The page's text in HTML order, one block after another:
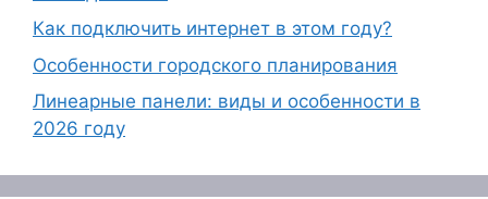
Как подключить интернет в этом году?
Особенности городского планирования
Линеарные панели: виды и особенности в
2026 году